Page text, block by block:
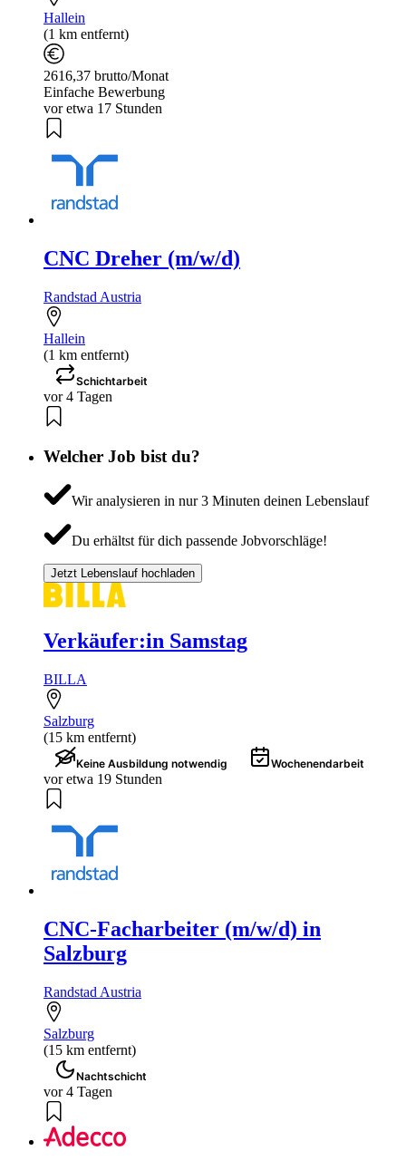
Hallein
(1 km entfernt)
2616,37 brutto/Monat
Einfache Bewerbung
vor etwa 17 Stunden
CNC Dreher (m/w/d)
Randstad Austria
Hallein
(1 km entfernt)
Schichtarbeit
vor 4 Tagen
Welcher Job bist du?
Wir analysieren in nur 3 Minuten deinen Lebenslauf
Du erhältst für dich passende Jobvorschläge!
Jetzt Lebenslauf hochladen
Verkäufer:in Samstag
BILLA
Salzburg
(15 km entfernt)
Keine Ausbildung notwendig Wochenendarbeit
vor etwa 19 Stunden
CNC-Facharbeiter (m/w/d) in
Salzburg
Randstad Austria
Salzburg
(15 km entfernt)
Nachtschicht
vor 4 Tagen